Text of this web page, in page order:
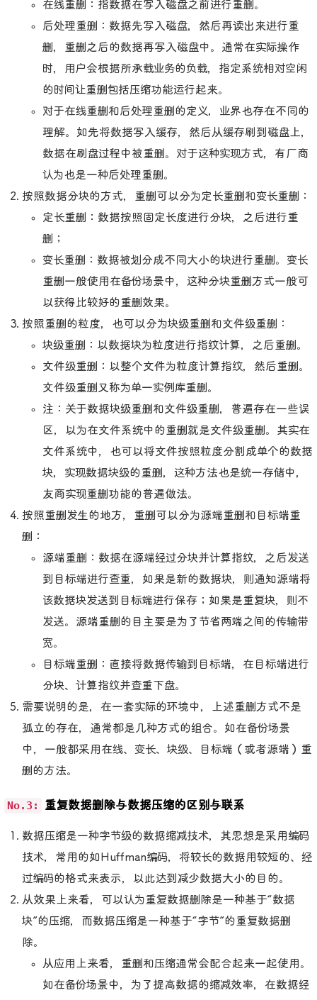
在线重删：指数据在写入磁盘之前进行重删。
后处理重删：数据先写入磁盘，然后再读出来进行重
删，重删之后的数据再写入磁盘中。通常在实际操作
时，用户会根据所承载业务的负载，指定系统相对空闲
的时间让重删包括压缩功能运行起来。
对于在线重删和后处理重删的定义，业界也存在不同的
理解。如先将数据写入缓存，然后从缓存刷到磁盘上，
数据在刷盘过程中被重删。对于这种实现方式，有厂商
认为也是一种后处理重删。
按照数据分块的方式，重删可以分为定长重删和变长重删：
定长重删：数据按照固定长度进行分块，之后进行重
删；
变长重删：数据被划分成不同大小的块进行重删。变长
重删一般使用在备份场景中，这种分块重删方式一般可
以获得比较好的重删效果。
按照重删的粒度，也可以分为块级重删和文件级重删：
块级重删：以数据块为粒度进行指纹计算，之后重删。
文件级重删：以整个文件为粒度计算指纹，然后重删。
文件级重删又称为单一实例库重删。
注：关于数据块级重删和文件级重删，普遍存在一些误
区，以为在文件系统中的重删就是文件级重删。其实在
文件系统中，也可以将文件按照粒度分割成单个的数据
块，实现数据块级的重删，这种方法也是统一存储中，
友商实现重删功能的普遍做法。
按照重删发生的地方，重删可以分为源端重删和目标端重
删：
源端重删：数据在源端经过分块并计算指纹，之后发送
到目标端进行查重，如果是新的数据块，则通知源端将
该数据块发送到目标端进行保存；如果是重复块，则不
发送。源端重删的目主要是为了节省两端之间的传输带
宽。
目标端重删：直接将数据传输到目标端，在目标端进行
分块、计算指纹并查重下盘。
需要说明的是，在一套实际的环境中，上述重删方式不是
孤立的存在，通常都是几种方式的组合。如在备份场景
中，一般都采用在线、变长、块级、目标端（或者源端）重
删的方法。
No.3: 重复数据删除与数据压缩的区别与联系
数据压缩是一种字节级的数据缩减技术，其思想是采用编码
技术，常用的如Huffman编码，将较长的数据用较短的、经
过编码的格式来表示，以此达到减少数据大小的目的。
从效果上来看，可以认为重复数据删除是一种基于“数据
块”的压缩，而数据压缩是一种基于“字节”的重复数据删
除。
从应用上来看，重删和压缩通常会配合起来一起使用。
如在备份场景中，为了提高数据的缩减效率，在数据经